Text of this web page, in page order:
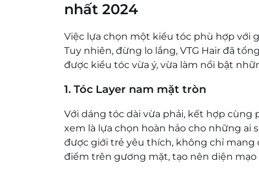
nhất 2024
Việc lựa chọn một kiểu tóc phù hợp với
Tuy nhiên, đừng lo lắng, VTG Hair đã
được kiểu tóc vừa ý, vừa làm nổi bật
1. Tóc Layer nam mặt tròn
Với dáng tóc dài vừa phải, kết hợp
xem là lựa chọn hoàn hảo cho những
được giới trẻ yêu thích, không chỉ
điểm trên gương mặt, tạo nên diện mạo